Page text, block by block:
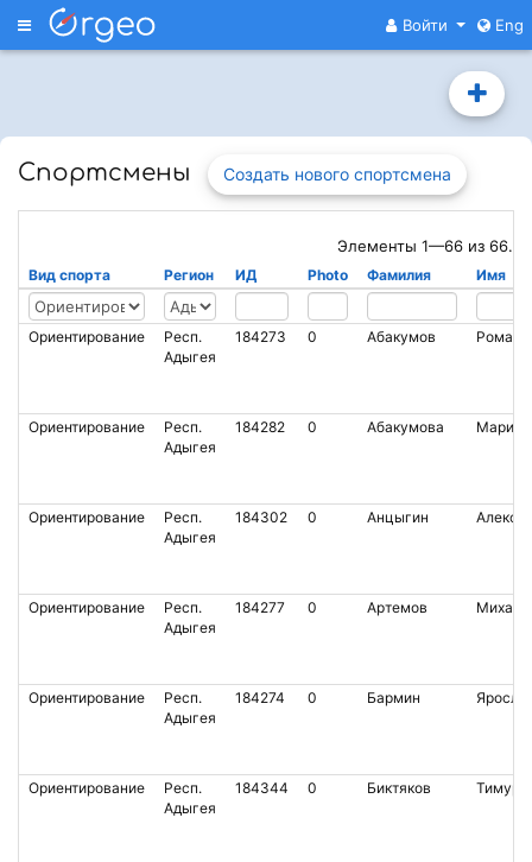
Меню Войти Eng
Спортсмены
Элементы 1—66 из 66.
Вид спорта Регион ИД Photo Фамилия Имя
Ориентирование
Респ.
Адыгея
184273 0 Абакумов Роман
Ориентирование
Респ.
Адыгея
184282 0 Абакумова Марина
Ориентирование
Респ.
Адыгея
184302 0 Анцыгин
Ориентирование
Респ.
Адыгея
184277 0 Артемов Михаил
Ориентирование
Респ.
Адыгея
184274 0 Бармин
Ориентирование
Респ.
Адыгея
184344 0 Биктяков Тимур